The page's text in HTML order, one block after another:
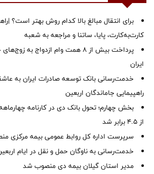
برای انتقال مبالغ بالا کدام روش بهتر است؟
کارت‌به‌کارت، پایا، ساتنا و مراجعه به شعبه
پرداخت بیش از ۸ همت وام ازدواج
ایران
خدمت‌رسانی بانک توسعه صادرات ایران به
راهپیمایی جاماندگان اربعین
بخش چهارم؛ تحول بانک دی در کارنامه
از ۴.۵ برابر شد
سرپرست اداره کل روابط عمومی بیمه مرکزی
خدمت‌رسانی به ناوگان حمل و نقل در ایام
‌مدیر استان گیلان بیمه دی منصوب شد